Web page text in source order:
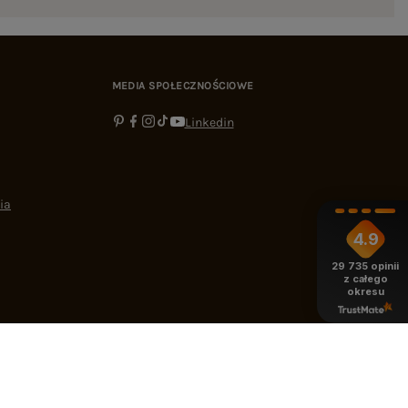
MEDIA SPOŁECZNOŚCIOWE
Linkedin
4.9
29 735 opinii
z całego
okresu